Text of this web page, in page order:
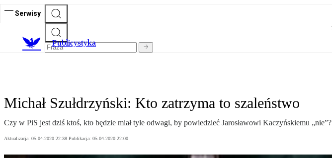
Serwisy
Publicystyka
Michał Szułdrzyński: Kto zatrzyma to szaleństwo
Czy w PiS jest dziś ktoś, kto będzie miał tyle odwagi, by powiedzieć Jarosławowi Kaczyńskiemu „nie”?
Aktualizacja: 05.04.2020 22:38 Publikacja: 05.04.2020 22:00